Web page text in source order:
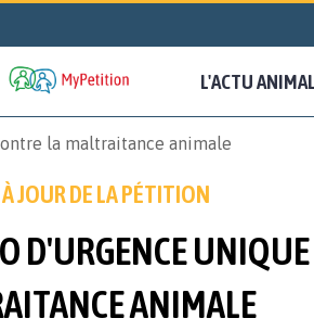
L'ACTU
la maltraitance animale
JOUR DE LA PÉTITION
D'URGENCE UNIQUE
ANIMALE